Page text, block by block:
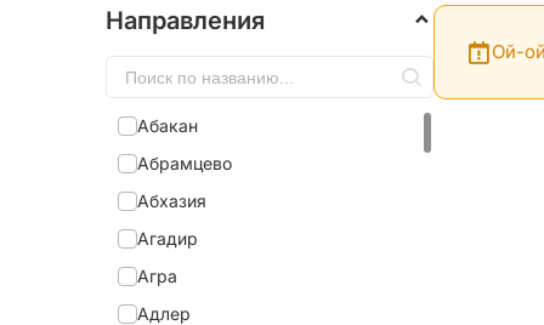
Направления
Абакан
Абрамцево
Абхазия
Агадир
Агра
Адлер
Ой-